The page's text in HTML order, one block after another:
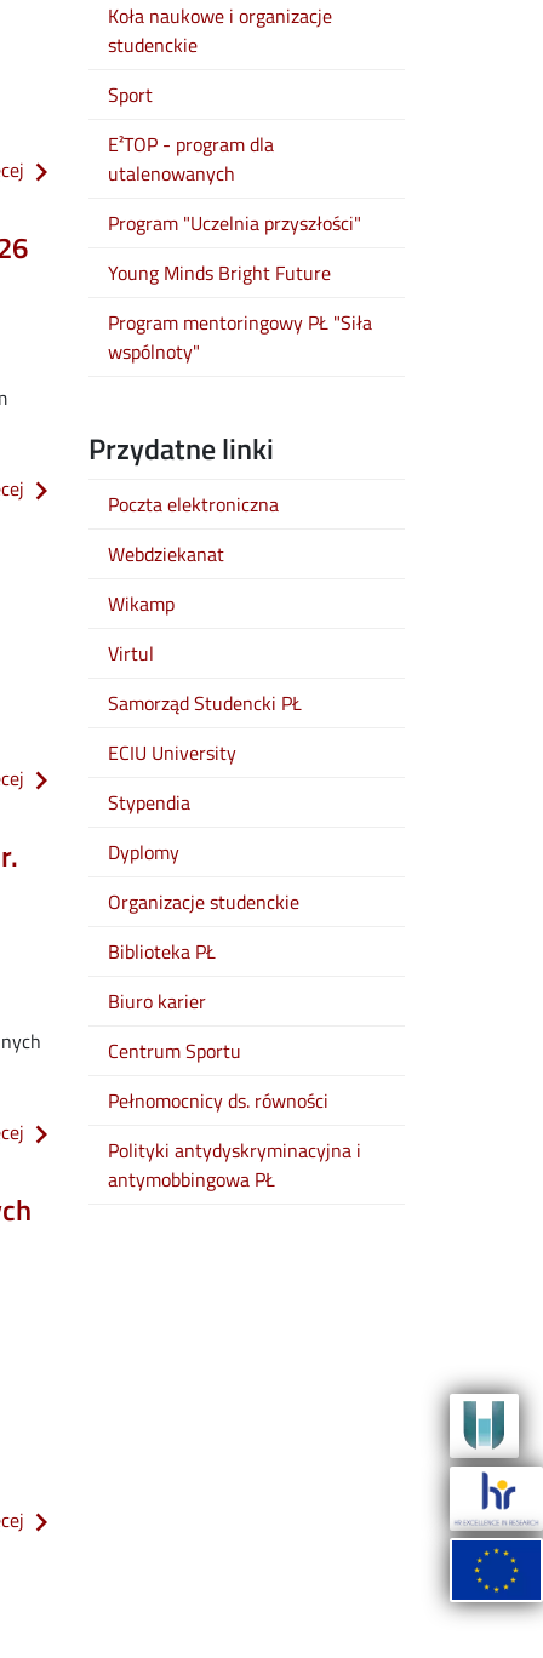
o informacja w sprawie elektronicznej legitymacji studenckiej
o komunikat ws. wydłużenia wypłat stypendiów do 10
o regulamin studiów w pł ob. od 1.10.2026 r.
o komunikat ws. wysokości stypendiów dla studentów pł w
o wcr w łodzi zaprasza studentów cywilnych uczelni
Koła naukowe i organizacje
studenckie
Sport
E²TOP - program dla
utalenowanych
Program "Uczelnia przyszłości"
Young Minds Bright Future
Program mentoringowy PŁ "Siła
wspólnoty"
Przydatne linki
Poczta elektroniczna
Webdziekanat
Wikamp
Virtul
Samorząd Studencki PŁ
ECIU University
Stypendia
Dyplomy
Organizacje studenckie
Biblioteka PŁ
Biuro karier
Centrum Sportu
Pełnomocnicy ds. równości
Polityki antydyskryminacyjna i
antymobbingowa PŁ